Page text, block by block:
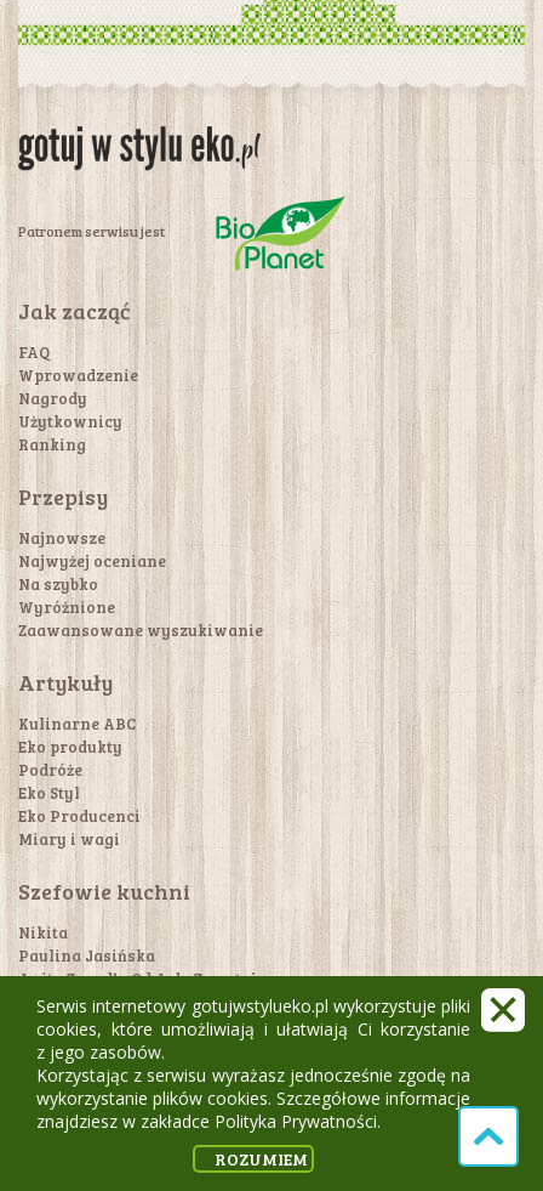
Patronem serwisu jest
Jak zacząć
FAQ
Wprowadzenie
Nagrody
Użytkownicy
Ranking
Przepisy
Najnowsze
Najwyżej oceniane
Na szybko
Wyróżnione
Zaawansowane wyszukiwanie
Artykuły
Kulinarne ABC
Eko produkty
Podróże
Eko Styl
Eko Producenci
Miary i wagi
Szefowie kuchni
Nikita
Paulina Jasińska
Anita Zegadło Od A do Z ugotujesz
Barbara Strużyna
Aktualności
Magazyn Gotuj w stylu eko.pl
Prenumerata
Gdzie dostać magazyn?
Serwis internetowy gotujwstylueko.pl wykorzystuje pliki
cookies, które umożliwiają i ułatwiają Ci korzystanie
z jego zasobów.
Korzystając z serwisu wyrażasz jednocześnie zgodę na
wykorzystanie plików cookies. Szczegółowe informacje
znajdziesz w zakładce Polityka Prywatności.
ROZUMIEM